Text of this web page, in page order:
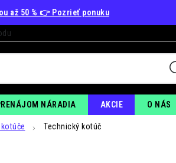
až 50 % 👉 Pozrieť ponuku
NÁRADIA AKCIE O NÁS
Technický kotúč